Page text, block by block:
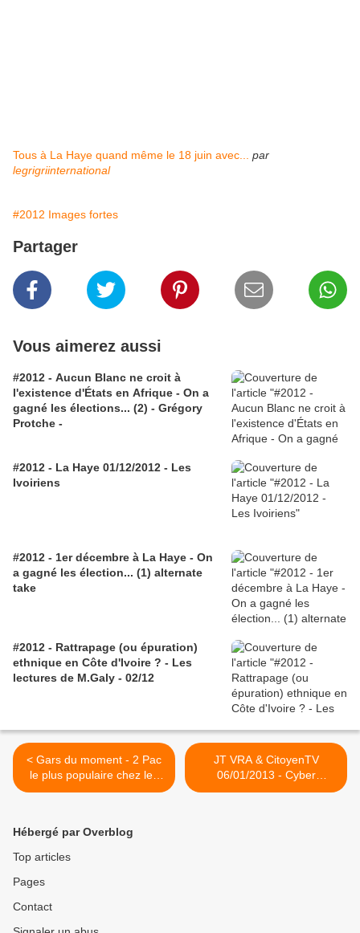
Tous à La Haye quand même le 18 juin avec...
par
legrigriinternational
#2012 Images fortes
Partager
Vous aimerez aussi
#2012 - Aucun Blanc ne croit à
l'existence d'États en Afrique - On a
gagné les élections... (2) - Grégory
Protche -
#2012 - La Haye 01/12/2012 - Les
Ivoiriens
#2012 - 1er décembre à La Haye - On
a gagné les élection... (1) alternate
take
#2012 - Rattrapage (ou épuration)
ethnique en Côte d'Ivoire ? - Les
lectures de M.Galy - 02/12
< Gars du moment - 2 Pac
le plus populaire chez les
taulards - photo de Rihanna
JT VRA & CitoyenTV
06/01/2013 - Cyber
activisme/Konaté Navigué
Hébergé par Overblog
Top articles
Pages
Contact